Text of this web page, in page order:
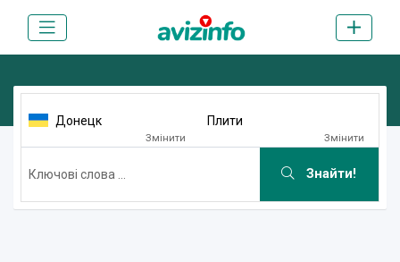
Донецк
Змінити
Плити
Змінити
Знайти!